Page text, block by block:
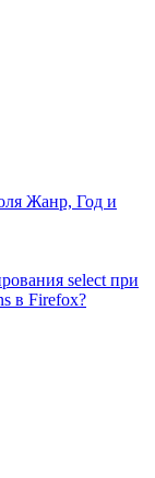
Жанр, Год и
select при
в Firefox?